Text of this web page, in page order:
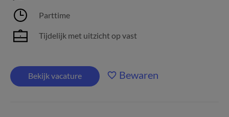
Parttime
Tijdelijk met uitzicht op vast
Bekijk vacature Bewaren